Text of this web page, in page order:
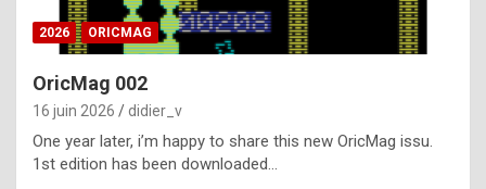
ff
i
l
t
2026 ORICMAG
OricMag 002
16 juin 2026 didier_v
One year later, i’m happy to share this new OricMag issu.
1st edition has been downloaded…